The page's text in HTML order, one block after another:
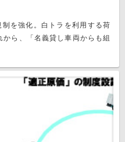
を強化。白トラを利用する荷
ら、「名義貸し車両からも組